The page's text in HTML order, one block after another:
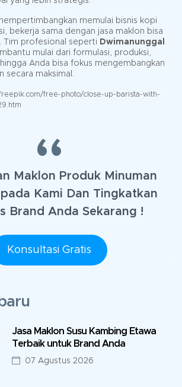
memulai bisnis kopi
bekerja sama dengan jasa maklon bisa
Tim profesional seperti Dwimanunggal
mulai dari formulasi, produksi,
Anda bisa fokus mengembangkan
secara maksimal.
free-photo/close-up-barista-with-
Maklon Produk Minuman
Kami Dan Tingkatkan
Brand Anda Sekarang !
Konsultasi Gratis
Jasa Maklon Susu Kambing Etawa
Terbaik untuk Brand Anda
07 Agustus 2026